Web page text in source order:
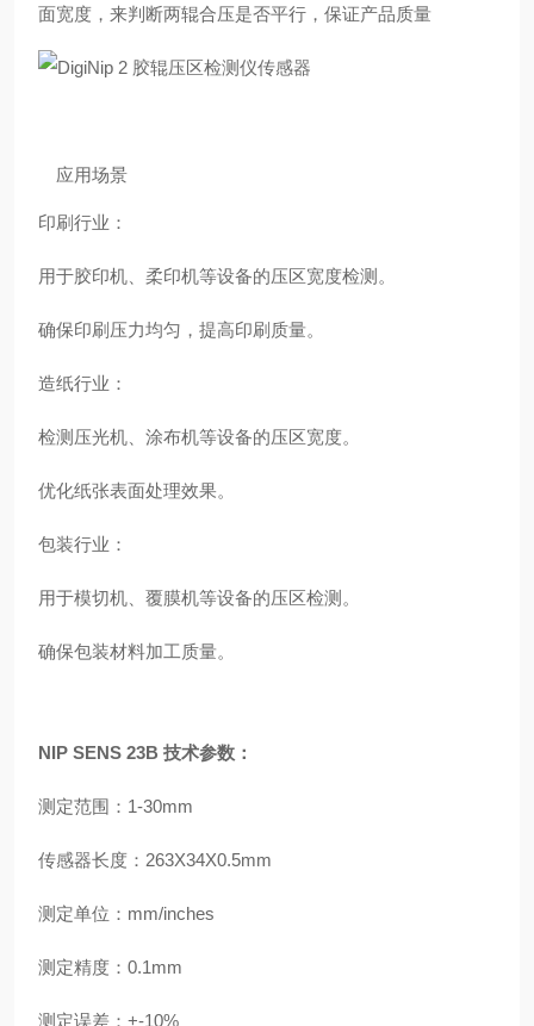
面宽度，来判断两辊合压是否平行，保证产品质量
应用场景
印刷行业：
用于胶印机、柔印机等设备的压区宽度检测。
确保印刷压力均匀，提高印刷质量。
造纸行业：
检测压光机、涂布机等设备的压区宽度。
优化纸张表面处理效果。
包装行业：
用于模切机、覆膜机等设备的压区检测。
确保包装材料加工质量。
NIP SENS 23B 技术参数：
测定范围：1-30mm
传感器长度：263X34X0.5mm
测定单位：mm/inches
测定精度：0.1mm
测定误差：+-10%